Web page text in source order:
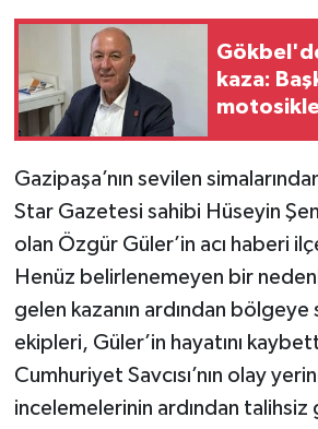
kaza:
Gazipaşa’nın sevilen
Star Gazetesi sahibi Hüseyin
olan Özgür Güler’in acı haberi
Henüz belirlenemeyen bir
gelen kazanın ardından bölgeye
ekipleri, Güler’in hayatını
Cumhuriyet Savcısı’nın olay
incelemelerinin ardından talihsiz